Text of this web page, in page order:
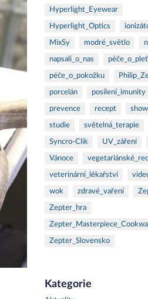
Hyperlight_Eyewear
Hyperlight_Optics
MixSy modré_světlo
napsali_o_nas péče_o_pleť
péče_o_pokožku
porcelán posílení_imunity
prevence recept
studie světelná_terapie
Syncro-Clik UV_záření
Vánoce
veterinární_lékařství
wok zdravé_vaření
Zepter_hra
Zepter_Slovensko
Kategorie